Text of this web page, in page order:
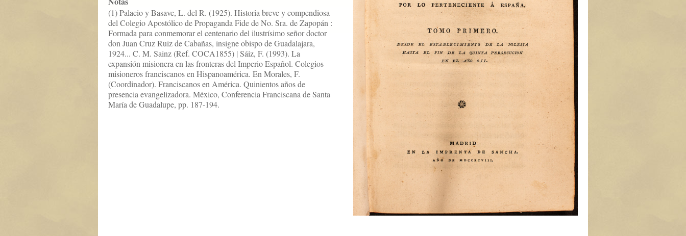
(1) Palacio y Basave, L. del R. (1925). Historia breve y compendiosa
del Colegio Apostólico de Propaganda Fide de No. Sra. de Zapopán :
Formada para conmemorar el centenario del ilustrísimo señor doctor
don Juan Cruz Ruiz de Cabañas, insigne obispo de Guadalajara,
1924... C. M. Sainz (Ref. COCA1855) | Sáiz, F. (1993). La
expansión misionera en las fronteras del Imperio Español. Colegios
misioneros franciscanos en Hispanoamérica. En Morales, F.
(Coordinador). Franciscanos en América. Quinientos años de
presencia evangelizadora. México, Conferencia Franciscana de Santa
María de Guadalupe, pp. 187-194.